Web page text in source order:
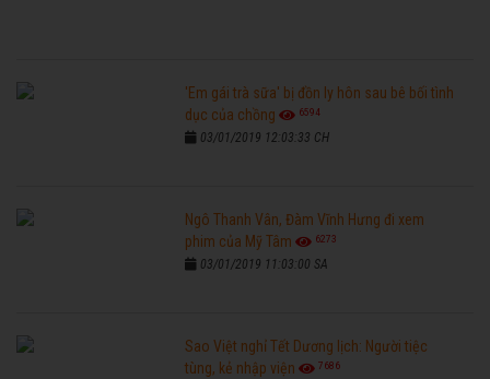
'Em gái trà sữa' bị đồn ly hôn sau bê bối tình
dục của chồng
6594
03/01/2019 12:03:33 CH
Ngô Thanh Vân, Đàm Vĩnh Hưng đi xem
phim của Mỹ Tâm
6273
03/01/2019 11:03:00 SA
Sao Việt nghỉ Tết Dương lịch: Người tiệc
tùng, kẻ nhập viện
7686